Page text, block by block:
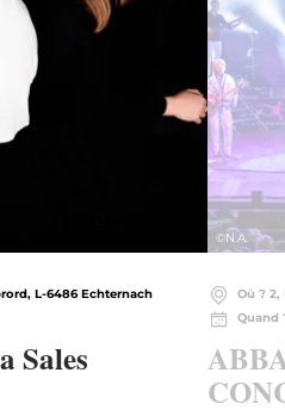
L-6486 Echternach
Sales
©N.A.
Où ?
Quand